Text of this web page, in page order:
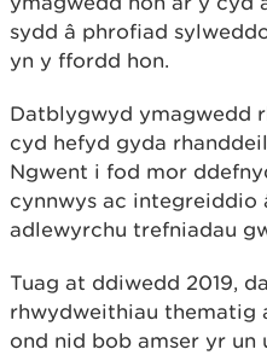
sydd â phrofiad
yn y ffordd hon.
Datblygwyd ymagwedd
cyd hefyd gyda
Ngwent i fod mor
cynnwys ac integreiddio
adlewyrchu trefniadau
Tuag at ddiwedd 2019,
rhwydweithiau thematig
ond nid bob amser yr